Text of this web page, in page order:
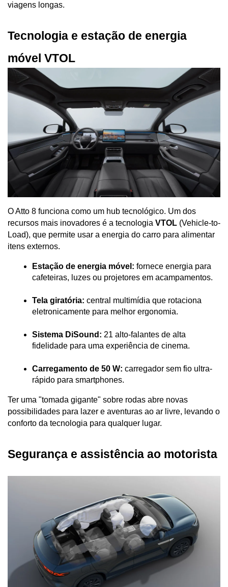
viagens longas.
Tecnologia e estação de energia
móvel VTOL
O Atto 8 funciona como um hub tecnológico. Um dos
recursos mais inovadores é a tecnologia VTOL (Vehicle-to-
Load), que permite usar a energia do carro para alimentar
itens externos.
Estação de energia móvel: fornece energia para
cafeteiras, luzes ou projetores em acampamentos.
Tela giratória: central multimídia que rotaciona
eletronicamente para melhor ergonomia.
Sistema DiSound: 21 alto-falantes de alta
fidelidade para uma experiência de cinema.
Carregamento de 50 W: carregador sem fio ultra-
rápido para smartphones.
Ter uma "tomada gigante" sobre rodas abre novas
possibilidades para lazer e aventuras ao ar livre, levando o
conforto da tecnologia para qualquer lugar.
Segurança e assistência ao motorista